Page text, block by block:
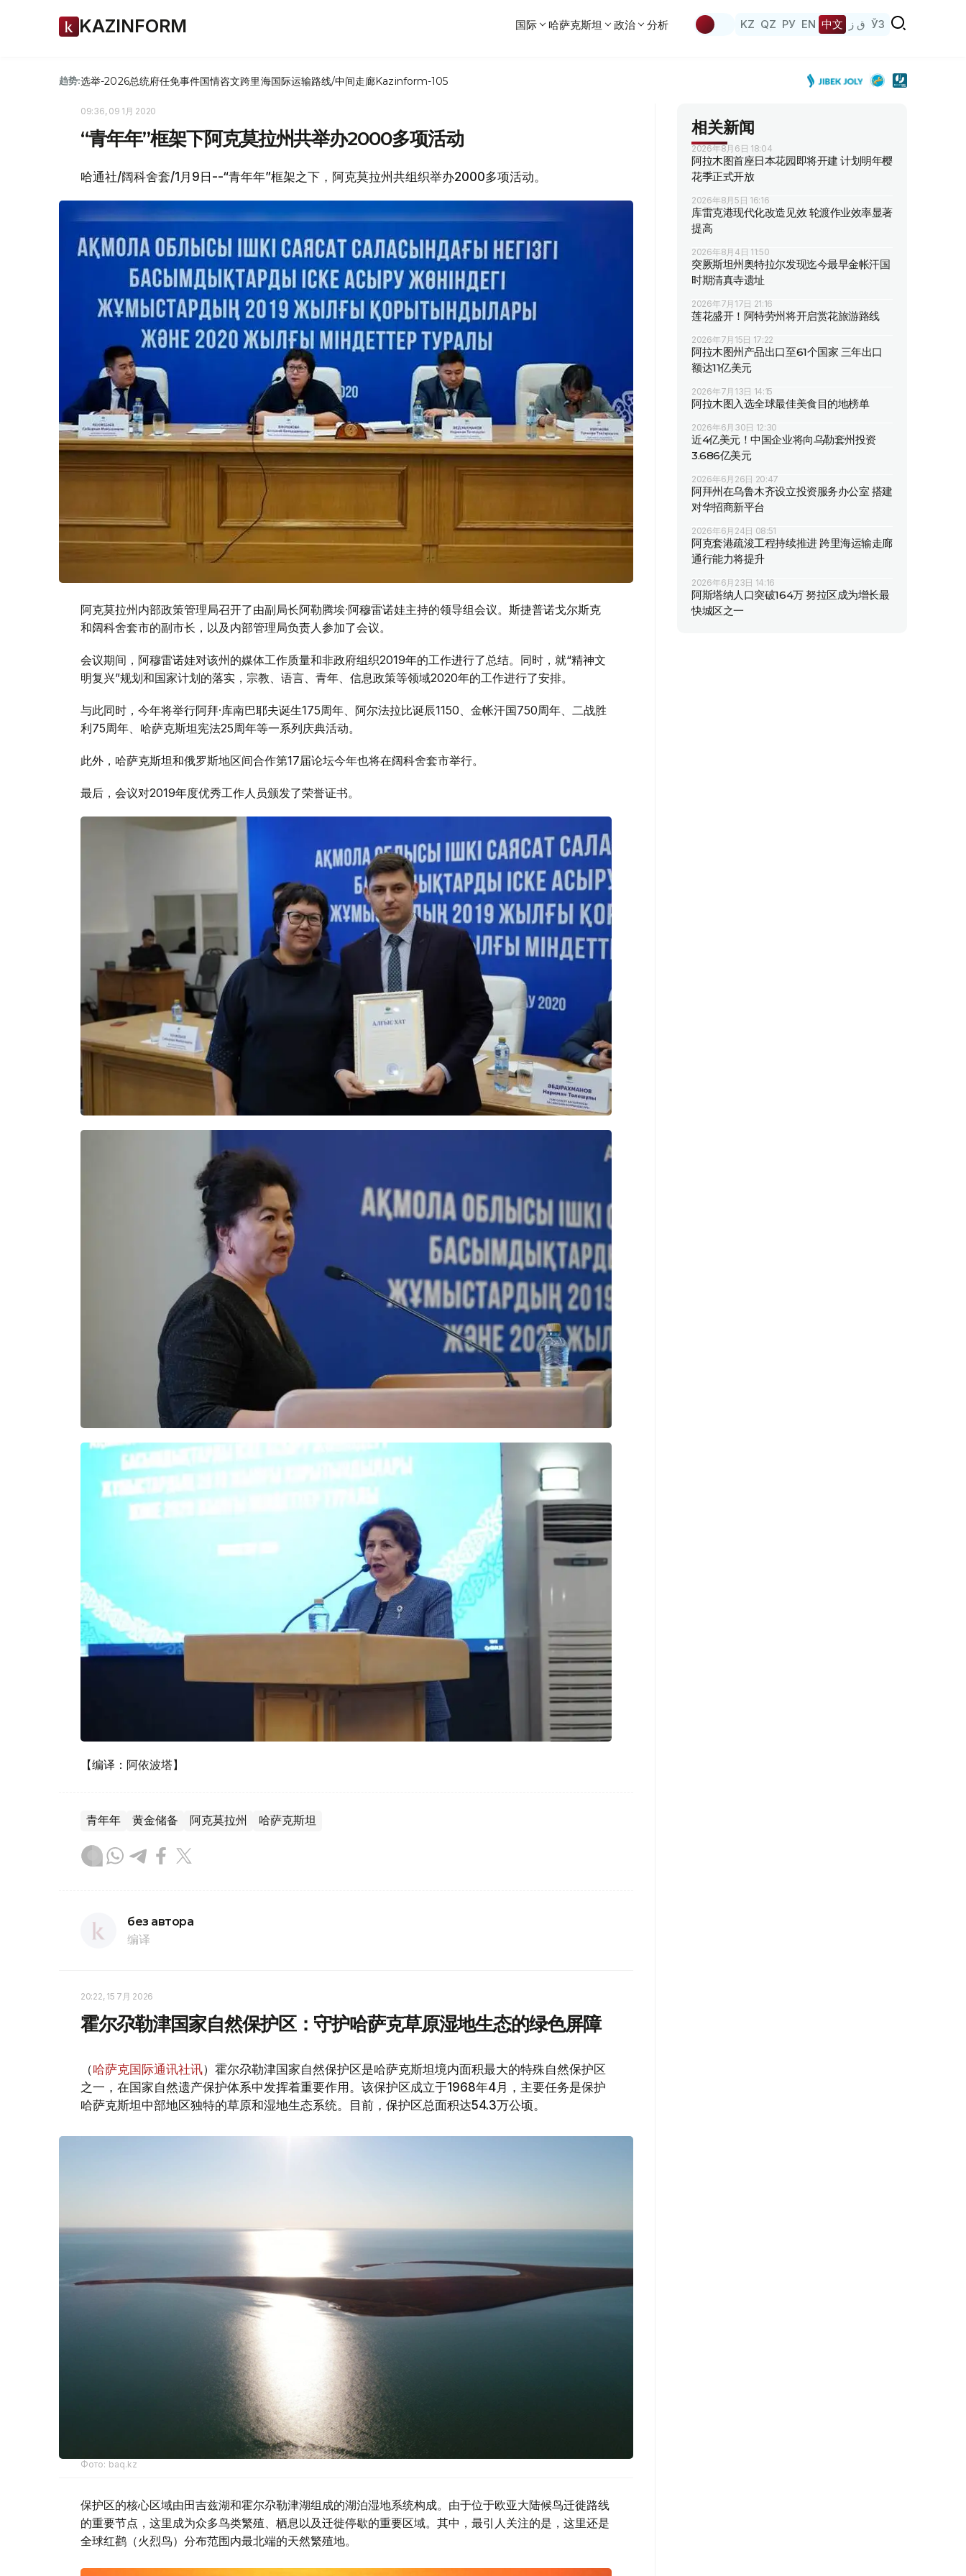
KAZINFORM 国际 哈萨克斯坦 政治 分析 KZ QZ РУ EN 中文 ق ز ЎЗ
趋势:选举-2026总统府任免事件国情咨文跨里海国际运输路线/中间走廊Kazinform-105
09:36, 09 1月 2020
“青年年”框架下阿克莫拉州共举办2000多项活动
哈通社/阔科舍套/1月9日--“青年年”框架之下，阿克莫拉州共组织举办2000多项活动。
阿克莫拉州内部政策管理局召开了由副局长阿勒腾埃·阿穆雷诺娃主持的领导组会议。斯捷普诺戈尔斯克
和阔科舍套市的副市长，以及内部管理局负责人参加了会议。
会议期间，阿穆雷诺娃对该州的媒体工作质量和非政府组织2019年的工作进行了总结。同时，就“精神文
明复兴”规划和国家计划的落实，宗教、语言、青年、信息政策等领域2020年的工作进行了安排。
与此同时，今年将举行阿拜·库南巴耶夫诞生175周年、阿尔法拉比诞辰1150、金帐汗国750周年、二战胜
利75周年、哈萨克斯坦宪法25周年等一系列庆典活动。
此外，哈萨克斯坦和俄罗斯地区间合作第17届论坛今年也将在阔科舍套市举行。
最后，会议对2019年度优秀工作人员颁发了荣誉证书。
【编译：阿依波塔】
青年年 黄金储备 阿克莫拉州 哈萨克斯坦
без автора
编译
20:22, 15 7月 2026
霍尔尕勒津国家自然保护区：守护哈萨克草原湿地生态的绿色屏障
（哈萨克国际通讯社讯）霍尔尕勒津国家自然保护区是哈萨克斯坦境内面积最大的特殊自然保护区
之一，在国家自然遗产保护体系中发挥着重要作用。该保护区成立于1968年4月，主要任务是保护
哈萨克斯坦中部地区独特的草原和湿地生态系统。目前，保护区总面积达54.3万公顷。
Фото: baq.kz
保护区的核心区域由田吉兹湖和霍尔尕勒津湖组成的湖泊湿地系统构成。由于位于欧亚大陆候鸟迁徙路线
的重要节点，这里成为众多鸟类繁殖、栖息以及迁徙停歇的重要区域。其中，最引人关注的是，这里还是
全球红鹳（火烈鸟）分布范围内最北端的天然繁殖地。
相关新闻
2026年8月6日 18:04
阿拉木图首座日本花园即将开建 计划明年樱
花季正式开放
2026年8月5日 16:16
库雷克港现代化改造见效 轮渡作业效率显著
提高
2026年8月4日 11:50
突厥斯坦州奥特拉尔发现迄今最早金帐汗国
时期清真寺遗址
2026年7月17日 21:16
莲花盛开！阿特劳州将开启赏花旅游路线
2026年7月15日 17:22
阿拉木图州产品出口至61个国家 三年出口
额达11亿美元
2026年7月13日 14:15
阿拉木图入选全球最佳美食目的地榜单
2026年6月30日 12:30
近4亿美元！中国企业将向乌勒套州投资
3.686亿美元
2026年6月26日 20:47
阿拜州在乌鲁木齐设立投资服务办公室 搭建
对华招商新平台
2026年6月24日 08:51
阿克套港疏浚工程持续推进 跨里海运输走廊
通行能力将提升
2026年6月23日 14:16
阿斯塔纳人口突破164万 努拉区成为增长最
快城区之一